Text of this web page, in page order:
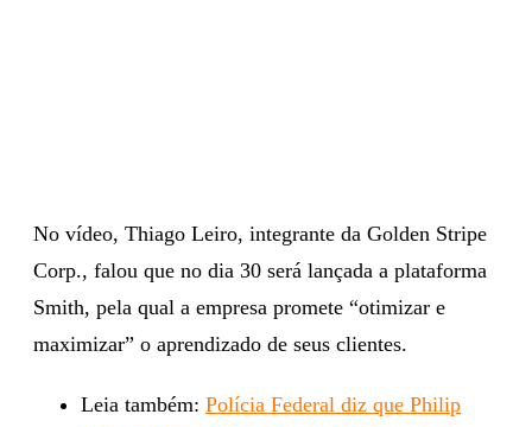
No vídeo, Thiago Leiro, integrante da Golden Stripe
Corp., falou que no dia 30 será lançada a plataforma
Smith, pela qual a empresa promete “otimizar e
maximizar” o aprendizado de seus clientes.
Leia também: Polícia Federal diz que Philip